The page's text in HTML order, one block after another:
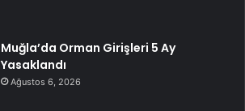
Muğla’da Orman Girişleri 5 Ay
Yasaklandı
Ağustos 6, 2026